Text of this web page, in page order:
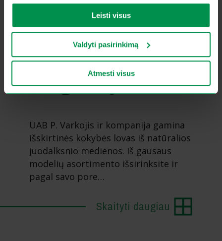
Leisti visus
Valdyti pasirinkimą
Atmesti visus
Miegamojo baldai
UAB P. Varkojis ir kompanija gamina
išskirtinės kokybės lovas iš natūralios
juodalksnio medienos. Iš gausaus
modelių asortimento išsirinksite ir
pagal savo pore…
Skaityti daugiau